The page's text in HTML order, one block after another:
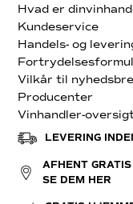
Hvad er
Kundeservice
Handels- og
Vilkår til
Producenter
Vinhandler-
LEVERING
AFHENT
SE DEM HER